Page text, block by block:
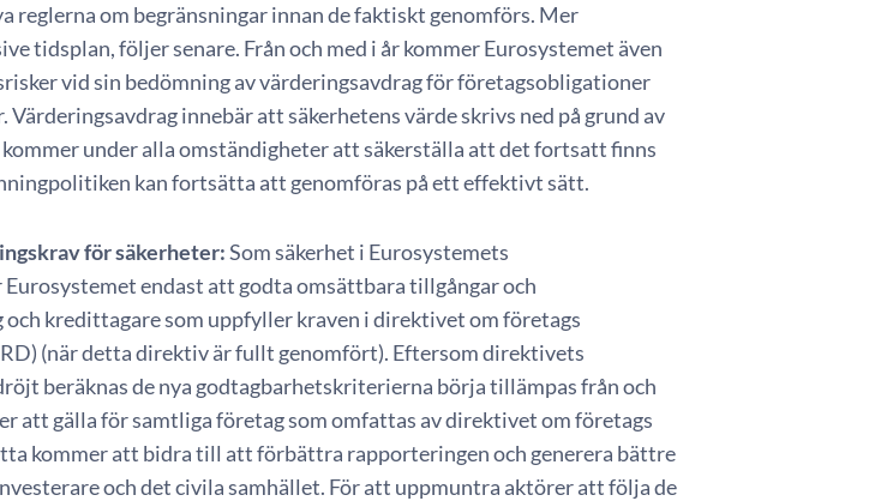
reglerna om begränsningar innan de faktiskt genomförs. Mer
tidsplan, följer senare. Från och med i år kommer Eurosystemet även
vid sin bedömning av värderingsavdrag för företagsobligationer
Värderingsavdrag innebär att säkerhetens värde skrivs ned på grund av
under alla omständigheter att säkerställa att det fortsatt finns
kan fortsätta att genomföras på ett effektivt sätt.
för säkerheter:Som säkerhet i Eurosystemets
endast att godta omsättbara tillgångar och
kredittagare som uppfyller kraven i direktivet om företags
(när detta direktiv är fullt genomfört). Eftersom direktivets
beräknas de nya godtagbarhetskriterierna börja tillämpas från och
att gälla för samtliga företag som omfattas av direktivet om företags
kommer att bidra till att förbättra rapporteringen och generera bättre
och det civila samhället. För att uppmuntra aktörer att följa de